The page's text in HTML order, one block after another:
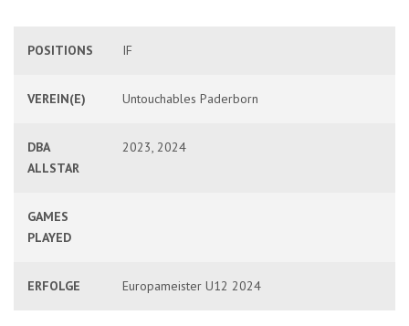
POSITIONS IF
VEREIN(E) Untouchables Paderborn
DBA
ALLSTAR
2023, 2024
GAMES
PLAYED
ERFOLGE Europameister U12 2024